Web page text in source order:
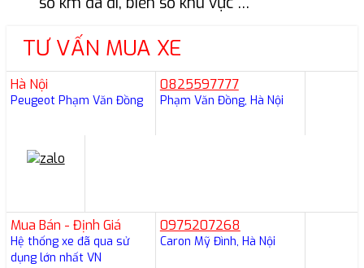
TƯ VẤN MUA XE
Hà Nội
Peugeot Phạm Văn Đồng
0825597777
Phạm Văn Đồng, Hà Nội
Mua Bán - Định Giá
Hệ thống xe đã qua sử
dụng lớn nhất VN
0975207268
Caron Mỹ Đình, Hà Nội